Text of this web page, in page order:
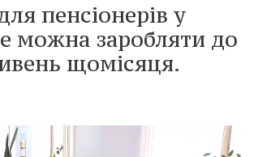
пенсіонерів у
можна заробляти до
щомісяця.